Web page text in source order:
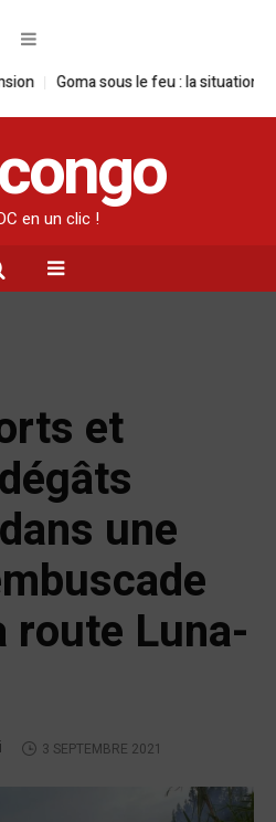
sous le feu : la situation
en un clic !
et
une
route Luna-
3 SEPTEMBRE 2021